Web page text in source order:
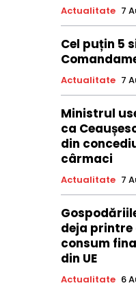
Actualitate 7
Cel puțin 5
Actualitate 7
Ministrul
ca
din
cârmaci
Actualitate 7
deja printre
consum
din UE
Actualitate 6